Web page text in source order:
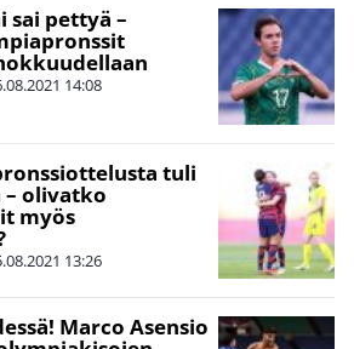
sai pettyä –
14:08
tuli
olivatko
myös
13:26
Marco Asensio